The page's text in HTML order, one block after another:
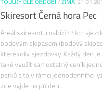
TOULKY DLE OBDOBÍ /ZIMA
Skiresort Černá hora Pec
Areál skiresortu nabízí 44km
bodovým skipasem (bodový
kterékoliv sjezdovky. Každý den
také využít samostatný ceník
parků a to v rámci jednodenního
zde vyjde na půlden...